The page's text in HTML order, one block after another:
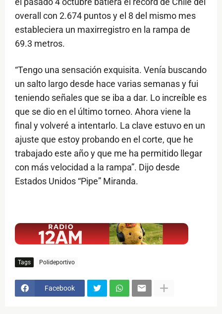
overall con 2.674 puntos y el 8 del mismo mes
estableciera un maxirregistro en la rampa de
69.3 metros.
“Tengo una sensación exquisita. Venía buscando
un salto largo desde hace varias semanas y fui
teniendo señales que se iba a dar. Lo increíble es
que se dio en el último torneo. Ahora viene la
final y volveré a intentarlo. La clave estuvo en un
ajuste que estoy probando en el corte, que he
trabajado este año y que me ha permitido llegar
con más velocidad a la rampa”. Dijo desde
Estados Unidos “Pipe” Miranda.
Tags Polideportivo
Facebook